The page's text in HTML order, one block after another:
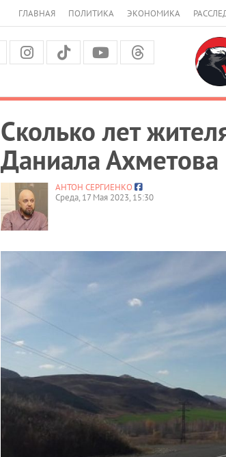
ГЛАВНАЯ ПОЛИТИКА ЭКОНОМИКА
Сколько лет
Даниала Ахметова
АНТОН СЕРГИЕНКО
Среда, 17 Мая 2023, 15:30